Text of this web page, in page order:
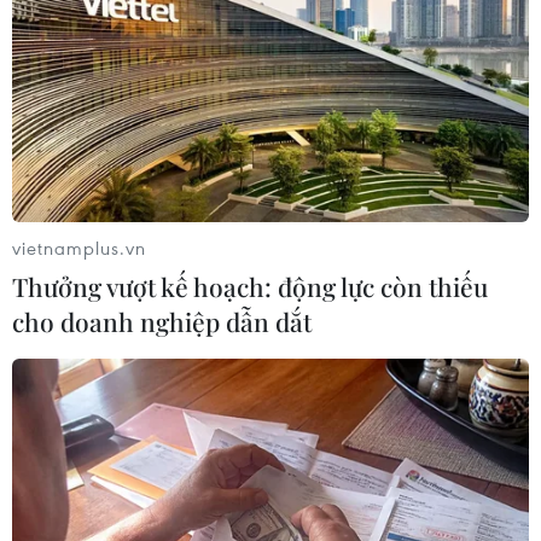
TIN LIÊN QUAN
vietnamplus.vn
Thưởng vượt kế hoạch: động lực còn thiếu
cho doanh nghiệp dẫn dắt